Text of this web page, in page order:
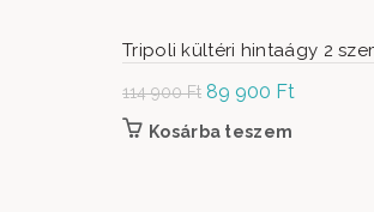
Tripoli kültéri hintaágy 2
114 900Ft Original
price was:
89 900 Ft
Kosárba teszem